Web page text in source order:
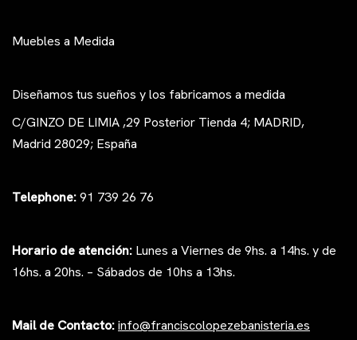
Muebles a Medida
Diseñamos tus sueños y los fabricamos a medida
C/GINZO DE LIMIA ,29 Posterior Tienda 4; MADRID,
Madrid 28029; España
Telephone:91 739 26 76
Horario de atención: Lunes a Viernes de 9hs. a 14hs. y de
16hs. a 20hs. – Sábados de 10hs a 13hs.
Mail de Contacto:info@franciscolopezebanisteria.es